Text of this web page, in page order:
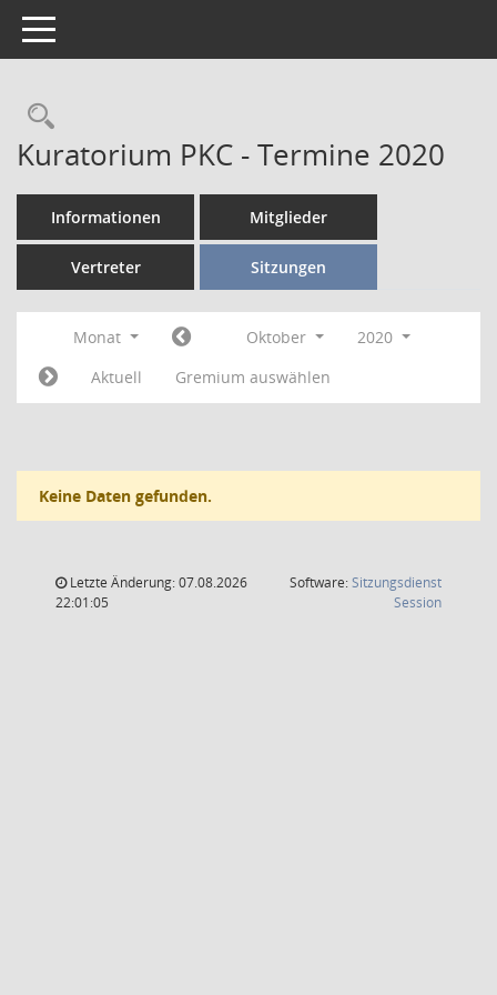
Toggle navigation
Kuratorium PKC - Termine 2020
Informationen Mitglieder
Vertreter Sitzungen
Monat Oktober
2020
Aktuell
Gremium auswählen
Keine Daten gefunden.
Letzte Änderung: 07.08.2026
22:01:05
Software:Sitzungsdienst
Session(Wird in